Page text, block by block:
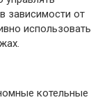
зависимости от
использовать
котельные